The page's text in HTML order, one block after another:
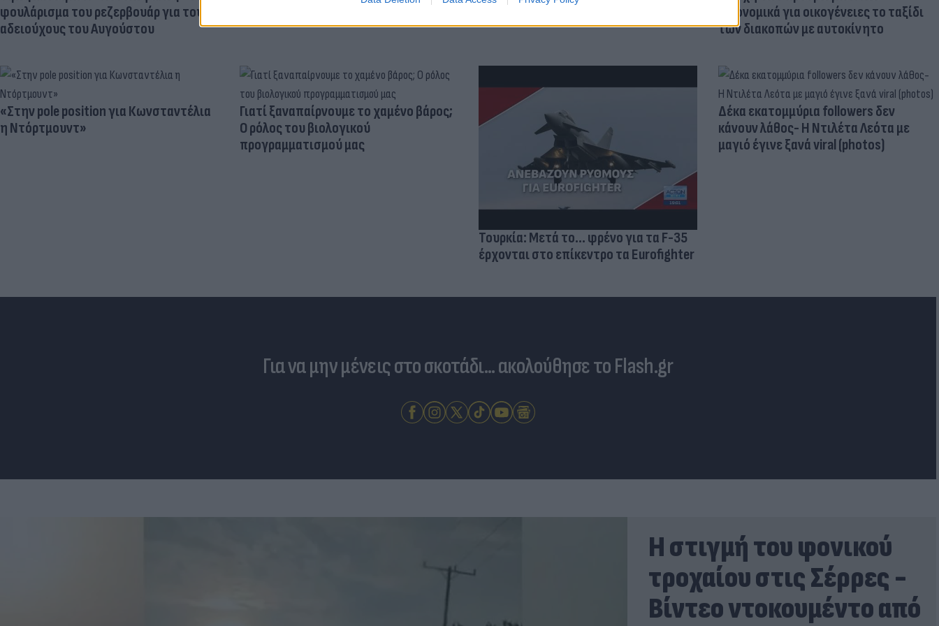
φουλάρισμα του ρεζερβουάρ για τους
αδειούχους του Αυγούστου
οικονομικά για οικογένειες το ταξίδι
των διακοπών με αυτοκίνητο
«Στην pole position για Κωνσταντέλια
η Ντόρτμουντ»
Γιατί ξαναπαίρνουμε το χαμένο βάρος;
Ο ρόλος του βιολογικού
προγραμματισμού μας
Τουρκία: Μετά το... φρένο για τα F-35
έρχονται στο επίκεντρο τα Eurofighter
Δέκα εκατομμύρια followers δεν
κάνουν λάθος- Η Ντιλέτα Λεότα με
μαγιό έγινε ξανά viral (photos)
Για να μην μένεις στο σκοτάδι... ακολούθησε το Flash.gr
Η στιγμή του φονικού
τροχαίου στις Σέρρες -
Βίντεο ντοκουμέντο από